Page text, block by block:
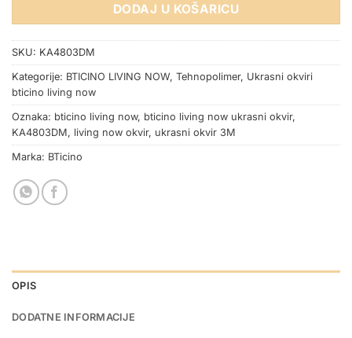
DODAJ U KOŠARICU
SKU: KA4803DM
Kategorije: BTICINO LIVING NOW, Tehnopolimer, Ukrasni okviri
bticino living now
Oznaka: bticino living now, bticino living now ukrasni okvir,
KA4803DM, living now okvir, ukrasni okvir 3M
Marka: BTicino
OPIS
DODATNE INFORMACIJE